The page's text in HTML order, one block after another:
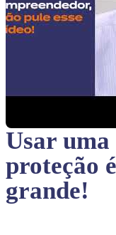
Usar uma
proteção
grande!